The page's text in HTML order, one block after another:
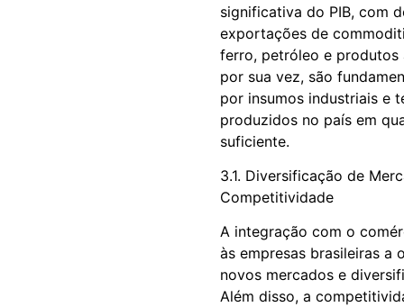
significativa do PIB, com
exportações de
ferro, petróleo e produtos
por sua vez, são
por insumos industriais e
produzidos no país em
suficiente.
3.1. Diversificação de
Competitividade
A integração com o
às empresas brasileiras a
novos mercados e
Além disso, a